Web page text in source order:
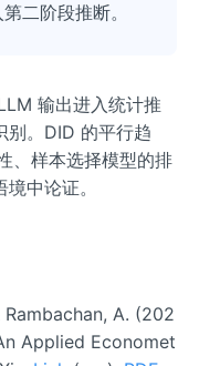
二阶段推断。
输出进入统计推
别。DID 的平行趋
、样本选择模型的排
中论证。
A. (202
Applied Economet